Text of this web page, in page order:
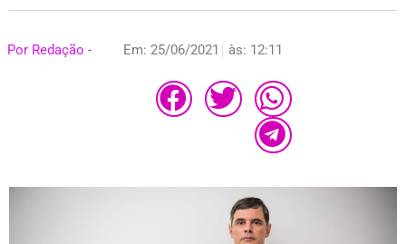
Por Redação - Em: 25/06/2021 às: 12:11